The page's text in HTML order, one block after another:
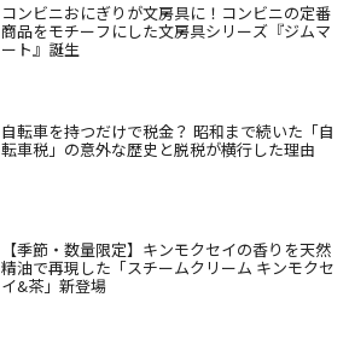
コンビニおにぎりが文房具に！コンビニの定番
商品をモチーフにした文房具シリーズ『ジムマ
ート』誕生
自転車を持つだけで税金？ 昭和まで続いた「自
転車税」の意外な歴史と脱税が横行した理由
【季節・数量限定】キンモクセイの香りを天然
精油で再現した「スチームクリーム キンモクセ
イ&茶」新登場